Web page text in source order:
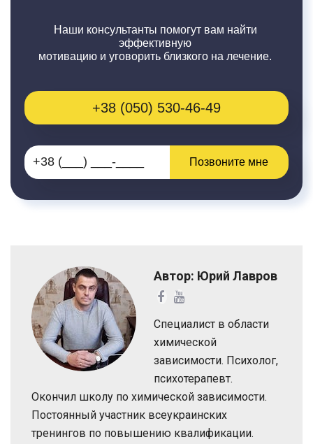
Наши консультанты помогут вам найти
эффективную
мотивацию и уговорить близкого на лечение.
+38 (050) 530-46-49
Позвоните мне
Автор: Юрий Лавров
Специалист в области
химической
зависимости. Психолог,
психотерапевт.
Окончил школу по химической зависимости.
Постоянный участник всеукраинских
тренингов по повышению квалификации.